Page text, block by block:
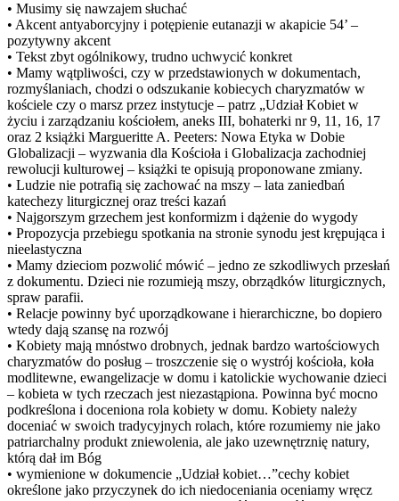
• Musimy się nawzajem słuchać
• Akcent antyaborcyjny i potępienie eutanazji w akapicie 54’ –
pozytywny akcent
• Tekst zbyt ogólnikowy, trudno uchwycić konkret
• Mamy wątpliwości, czy w przedstawionych w dokumentach,
rozmyślaniach, chodzi o odszukanie kobiecych charyzmatów w
kościele czy o marsz przez instytucje – patrz „Udział Kobiet w
życiu i zarządzaniu kościołem, aneks III, bohaterki nr 9, 11, 16, 17
oraz 2 książki Margueritte A. Peeters: Nowa Etyka w Dobie
Globalizacji – wyzwania dla Kościoła i Globalizacja zachodniej
rewolucji kulturowej – książki te opisują proponowane zmiany.
• Ludzie nie potrafią się zachować na mszy – lata zaniedbań
katechezy liturgicznej oraz treści kazań
• Najgorszym grzechem jest konformizm i dążenie do wygody
• Propozycja przebiegu spotkania na stronie synodu jest krępująca i
nieelastyczna
• Mamy dzieciom pozwolić mówić – jedno ze szkodliwych przesłań
z dokumentu. Dzieci nie rozumieją mszy, obrządków liturgicznych,
spraw parafii.
• Relacje powinny być uporządkowane i hierarchiczne, bo dopiero
wtedy dają szansę na rozwój
• Kobiety mają mnóstwo drobnych, jednak bardzo wartościowych
charyzmatów do posług – troszczenie się o wystrój kościoła, koła
modlitewne, ewangelizacje w domu i katolickie wychowanie dzieci
– kobieta w tych rzeczach jest niezastąpiona. Powinna być mocno
podkreślona i doceniona rola kobiety w domu. Kobiety należy
doceniać w swoich tradycyjnych rolach, które rozumiemy nie jako
patriarchalny produkt zniewolenia, ale jako uzewnętrznię natury,
którą dał im Bóg
• wymienione w dokumencie „Udział kobiet…”cechy kobiet
określone jako przyczynek do ich niedoceniania oceniamy wręcz